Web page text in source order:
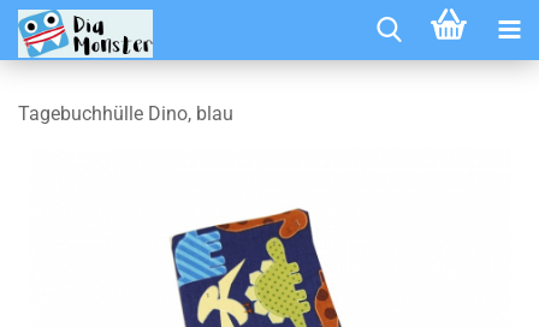
Tagebuchhülle Dino, blau